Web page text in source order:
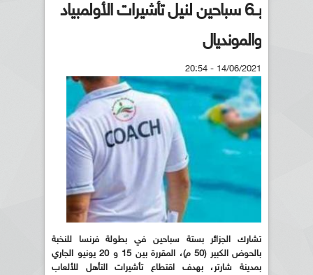
بــ6 سباحين لنيل تأشيرات الأولمبياد
والمونديال
14/06/2021 - 20:54
تشارك الجزائر بستة سباحين في بطولة فرنسا للنخبة
بالحوض الكبير (50 م)، المقررة بين 15 و 20 يونيو الجاري
بمدينة شارتر، بهدف اقتطاع تأشيرات التأهل للألعاب